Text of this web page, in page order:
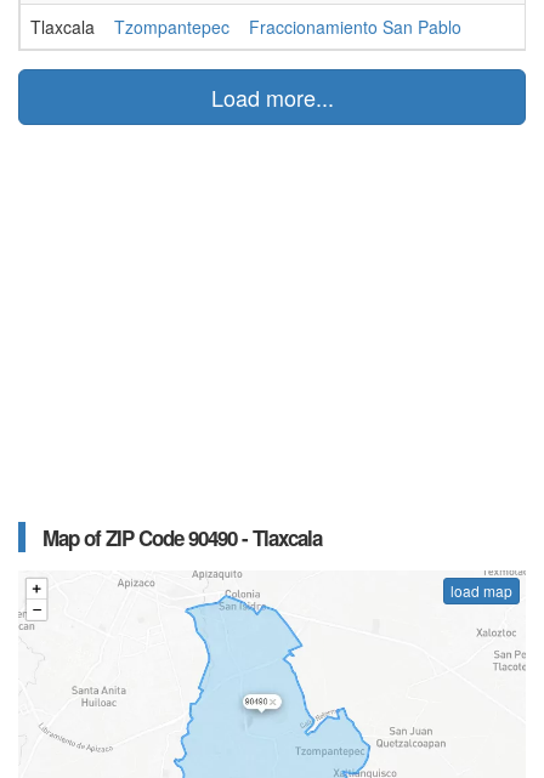
Tlaxcala
Tzompantepec Fraccionamiento San Pablo
Load more...
Map of ZIP Code 90490 - Tlaxcala
load map